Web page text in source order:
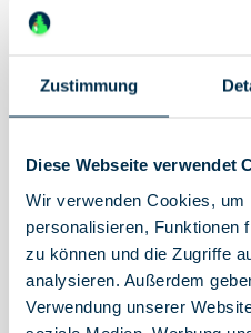
Zustimmung
Diese Webseite verwendet
Wir verwenden Cookies, um
personalisieren, Funktionen
zu können und die Zugriffe
analysieren. Außerdem
Verwendung unserer
Plakat DSM 1989 - 2019
Holen Sie sich Ihre